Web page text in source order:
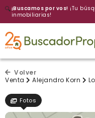
🔍¡Buscamos por vos! ¡Tu
inmobiliarias!
Volver
Venta
Alejandro Korn
Fotos